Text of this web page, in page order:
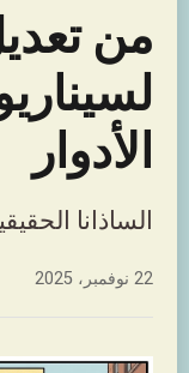
من
الأدوار
الساذانا
22 نوفمبر، 2025